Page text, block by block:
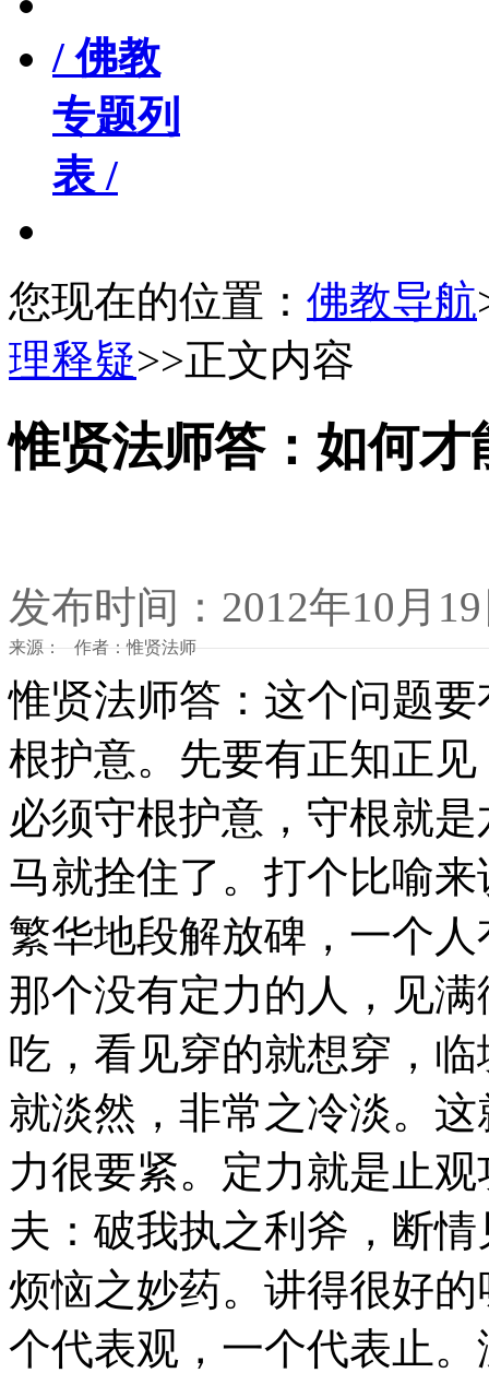
/ 佛教
专题列
表 /
您现在的位置： 佛教导航
理释疑>>正文内容
惟贤法师答：如何
发布时间：2012年10月
来源： 作者：惟贤法师
惟贤法师答：这个问题
根护意。先要有正知正
必须守根护意，守根就
马就拴住了。打个比喻
繁华地段解放碑，一个
那个没有定力的人，见
吃，看见穿的就想穿，
就淡然，非常之冷淡。
力很要紧。定力就是止
夫：破我执之利斧，断
烦恼之妙药。讲得很好
个代表观，一个代表止